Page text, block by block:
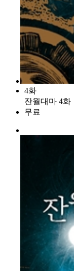
4화
잔월대마 4화
무료